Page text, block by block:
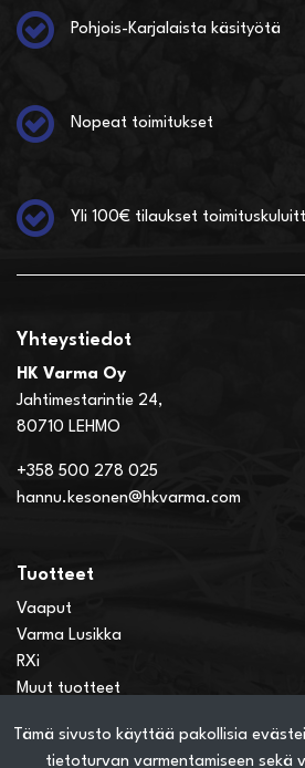
Tämä sivusto käyttää pakollisia
tietoturvan varmentamiseen sekä
Pohjois-Karjalaista käsityötä
Nopeat toimitukset
Yli 100€ tilaukset
Yhteystiedot
HK Varma Oy
Jahtimestarintie 24,
80710 LEHMO
+358 500 278 025
hannu.kesonen@hkvarma.com
Tuotteet
Vaaput
Varma Lusikka
RXi
Muut tuotteet
Verkkokauppainfo